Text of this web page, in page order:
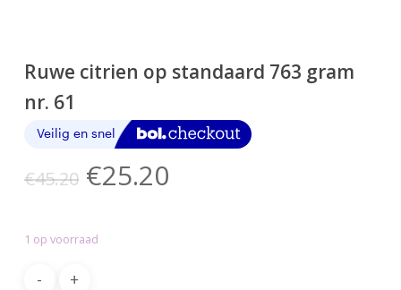
Ruwe citrien op standaard 763 gram
nr. 61
€45.20 Oorspronkelijke
was:
€45.20.
€25.20Huidige
1 op voorraad